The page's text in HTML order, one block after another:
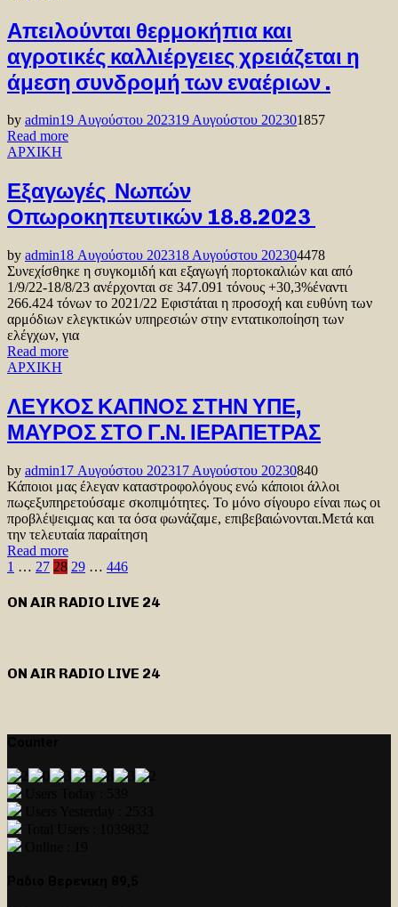
Απειλούνται θερμοκήπια και
αγροτικές καλλιέργειες χρειάζεται η
άμεση συνδρομή των εναέριων .
by admin19 Αυγούστου 202319 Αυγούστου 202301857
Read more
ΑΡΧΙΚΗ
Εξαγωγές Νωπών
Οπωροκηπευτικών 18.8.2023
by admin18 Αυγούστου 202318 Αυγούστου 202304478
Συνεχίσθηκε η συγκομιδή και εξαγωγή πορτοκαλιών και από
1/9/22-18/8/23 ανέρχονται σε 347.091 τόνους +30,3%έναντι
266.424 τόνων το 2021/22 Εφιστάται η προσοχή και ευθύνη των
αρμόδιων ελεγκτικών υπηρεσιών στην εντατικοποίηση των
ελέγχων, για
Read more
ΑΡΧΙΚΗ
ΛΕΥΚΟΣ ΚΑΠΝΟΣ ΣΤΗΝ ΥΠΕ,
ΜΑΥΡΟΣ ΣΤΟ Γ.Ν. ΙΕΡΑΠΕΤΡΑΣ
by admin17 Αυγούστου 202317 Αυγούστου 20230840
Κάποιοι μας έλεγαν καταστροφολόγους ενώ κάποιοι άλλοι
πωςεξυπηρετούσαμε σκοπιμότητες. Το μόνο σίγουρο είναι πως οι
προβλέψειςμας και τα όσα φωνάζαμε, επιβεβαιώνονται.Μετά και
την τελευταία παραίτηση
Read more
Σελιδοποίηση
άρθρων
1 … 27 28 29 … 446
ON AIR RADIO LIVE 24
ON AIR RADIO LIVE 24